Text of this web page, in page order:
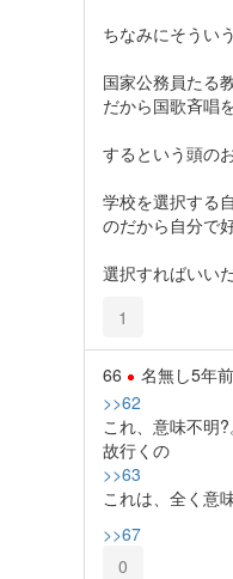
ちなみにそうい
国家公務員たる
だから国歌斉唱
するという頭の
学校を選択する
のだから自分で
選択すればいい
1
66 名無し5年前
>>62
これ、意味不明
故行くの
>>63
これは、全く意
>>67
0